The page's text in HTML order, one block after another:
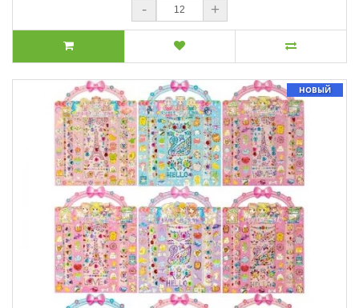
- +
НОВЫЙ